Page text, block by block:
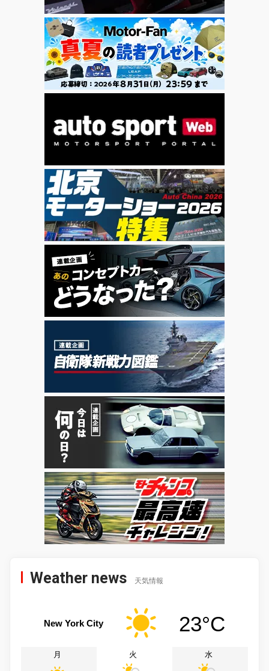
Weather news 天気情報
New York City 23°C
月 火 水